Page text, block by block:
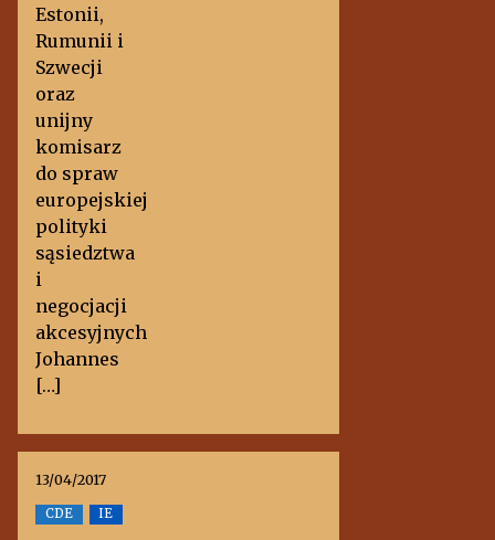
Estonii,
Rumunii i
Szwecji
oraz
unijny
komisarz
do spraw
europejskiej
polityki
sąsiedztwa
i
negocjacji
akcesyjnych
Johannes
[…]
13/04/2017
CDE IE